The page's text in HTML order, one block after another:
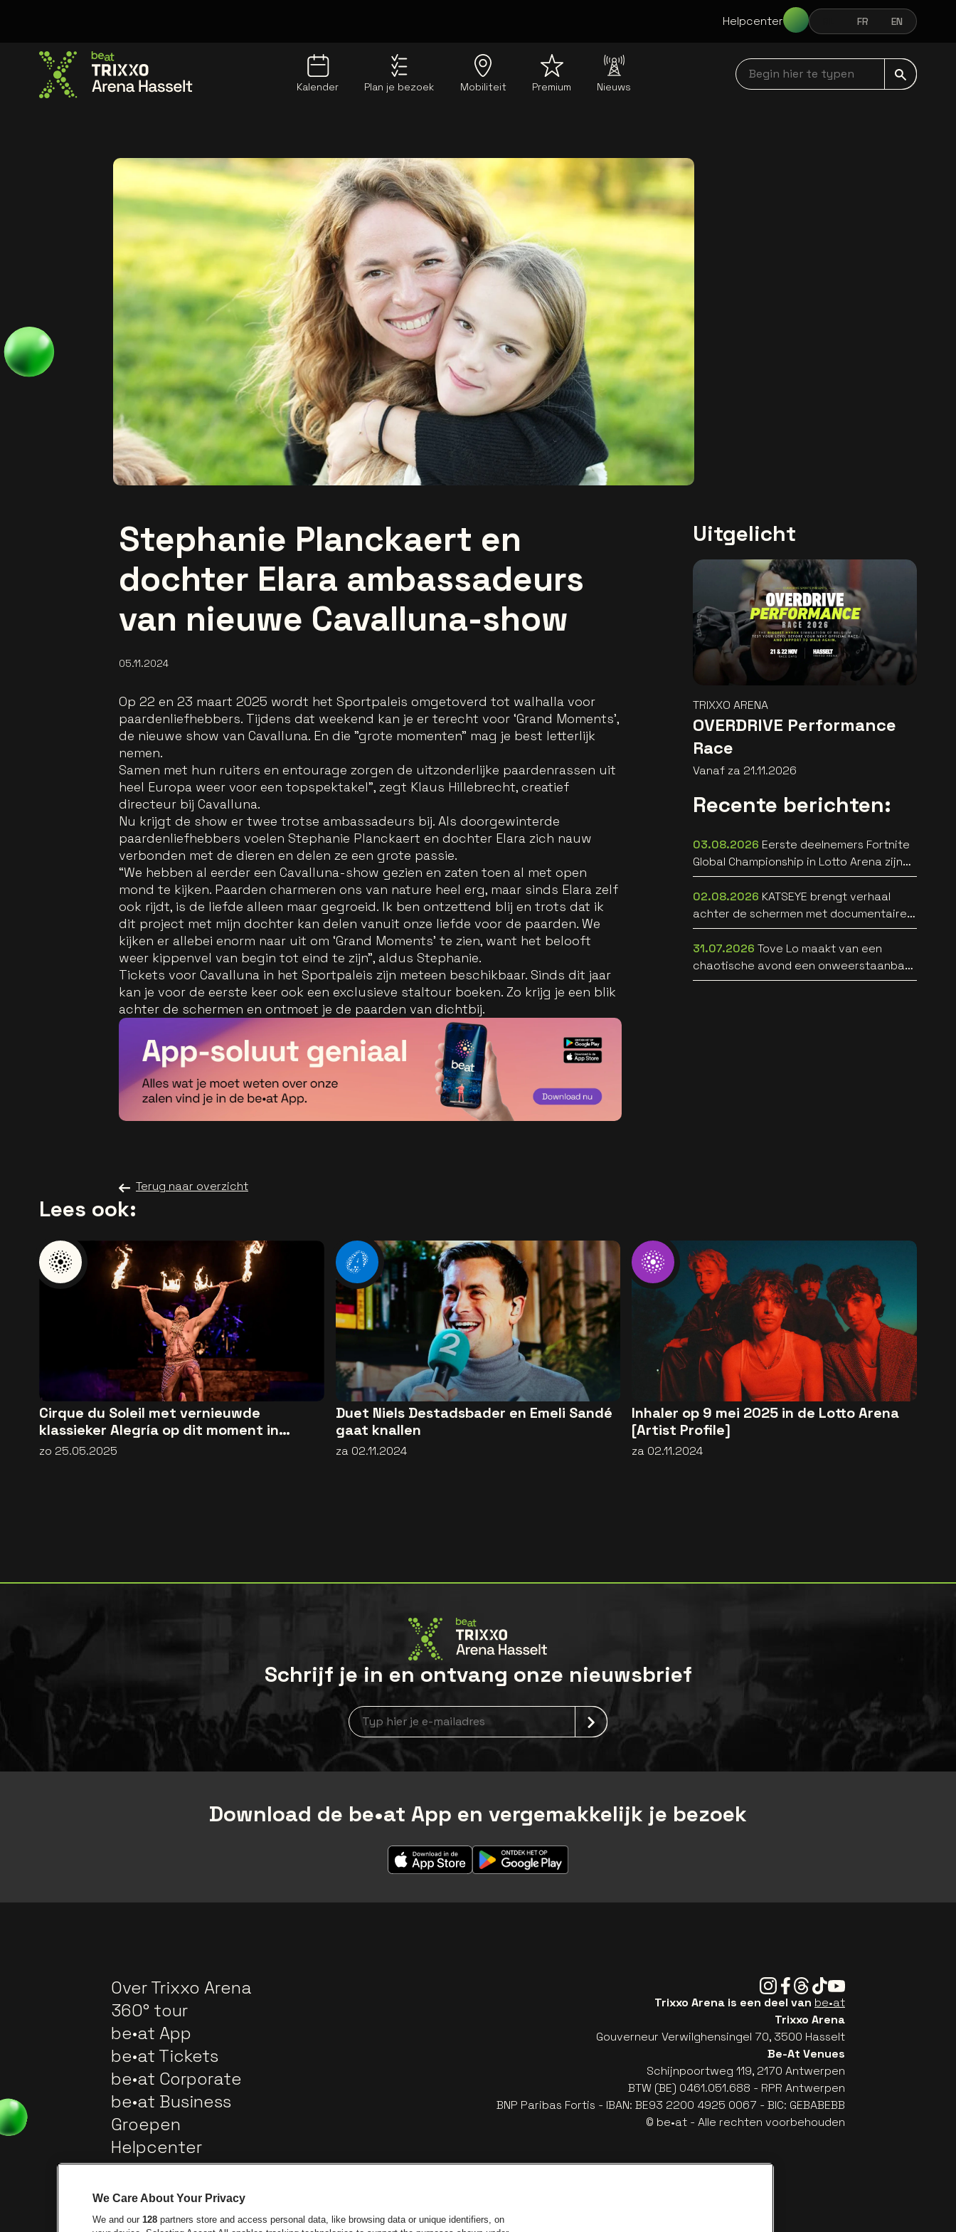
Helpcenter NEDERLANDSFRANÇAIS
FR ENGLISH
EN
Kalender Plan je bezoek Mobiliteit Premium Nieuws
Begin hier te typen navbar
Stephanie Planckaert en
dochter Elara ambassadeurs
van nieuwe Cavalluna-show
05.11.2024
Op 22 en 23 maart 2025 wordt het Sportpaleis omgetoverd tot walhalla voor
paardenliefhebbers. Tijdens dat weekend kan je er terecht voor ‘Grand Moments’,
de nieuwe show van Cavalluna. En die "grote momenten" mag je best letterlijk
nemen.
Samen met hun ruiters en entourage zorgen de uitzonderlijke paardenrassen uit
heel Europa weer voor een topspektakel”, zegt Klaus Hillebrecht, creatief
directeur bij Cavalluna.
Nu krijgt de show er twee trotse ambassadeurs bij. Als doorgewinterde
paardenliefhebbers voelen Stephanie Planckaert en dochter Elara zich nauw
verbonden met de dieren en delen ze een grote passie.
“We hebben al eerder een Cavalluna-show gezien en zaten toen al met open
mond te kijken. Paarden charmeren ons van nature heel erg, maar sinds Elara zelf
ook rijdt, is de liefde alleen maar gegroeid. Ik ben ontzettend blij en trots dat ik
dit project met mijn dochter kan delen vanuit onze liefde voor de paarden. We
kijken er allebei enorm naar uit om ‘Grand Moments’ te zien, want het belooft
weer kippenvel van begin tot eind te zijn”, aldus Stephanie.
Tickets voor Cavalluna in het Sportpaleis zijn meteen beschikbaar. Sinds dit jaar
kan je voor de eerste keer ook een exclusieve staltour boeken. Zo krijg je een blik
achter de schermen en ontmoet je de paarden van dichtbij.
Terug naar overzicht
Uitgelicht
TRIXXO ARENA
OVERDRIVE Performance
Race
Vanaf za 21.11.2026
Recente berichten:
03.08.2026 Eerste deelnemers Fortnite
Global Championship in Lotto Arena zijn
bekend
02.08.2026 KATSEYE brengt verhaal
achter de schermen met documentaire
WILD HEARTS [trailer]
31.07.2026 Tove Lo maakt van een
chaotische avond een onweerstaanbare
popsong
Lees ook:
Cirque du Soleil met vernieuwde
klassieker Alegría op dit moment in
België
zo 25.05.2025
Duet Niels Destadsbader en Emeli Sandé
gaat knallen
za 02.11.2024
Inhaler op 9 mei 2025 in de Lotto Arena
[Artist Profile]
za 02.11.2024
Schrijf je in en ontvang onze nieuwsbrief
Nieuwsbrief aanmelding
Download de be•at App en vergemakkelijk je bezoek
Over Trixxo Arena
360° tour
be•at App
be•at Tickets
be•at Corporate
be•at Business
Groepen
Helpcenter
Contact
Instagram
Facebook
Threads
TiktokYoutube
Trixxo Arena is een deel van be•at
Trixxo Arena
Gouverneur Verwilghensingel 70, 3500 Hasselt
Be-At Venues
Schijnpoortweg 119, 2170 Antwerpen
BTW (BE) 0461.051.688 - RPR Antwerpen
BNP Paribas Fortis - IBAN: BE93 2200 4925 0067 - BIC: GEBABEBB
© be•at - Alle rechten voorbehouden
We Care About Your Privacy
We and our 128 partners store and access personal data, like browsing data or unique identifiers, on